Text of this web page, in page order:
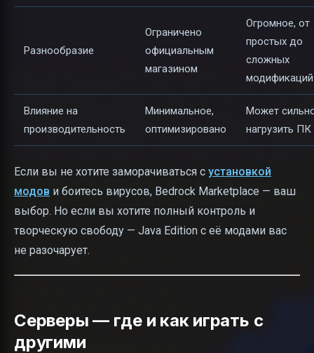
Разнообразие
Ограничено
официальным
магазином
Огромное, от
простых до
сложных
модификаций
Влияние на
производительность
Минимальное,
оптимизировано
Может
нагрузить ПК
Если вы не хотите заморачиваться с установкой
модов и боитесь вирусов, Bedrock Marketplace — ваш
выбор. Но если вы хотите полный контроль и
творческую свободу — Java Edition с её модами вас
не разочарует.
Серверы — где и как играть с
другими